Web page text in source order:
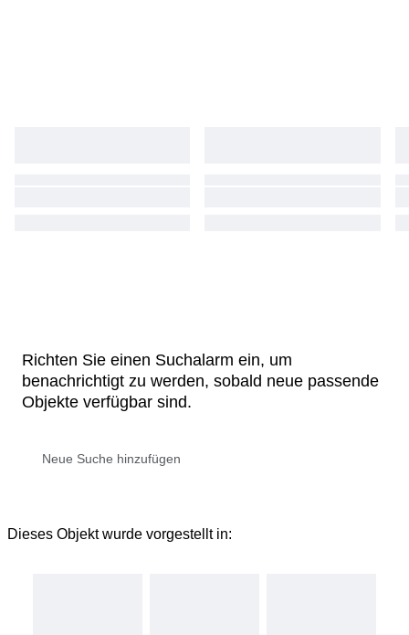
Richten Sie einen Suchalarm ein, um
benachrichtigt zu werden, sobald neue passende
Objekte verfügbar sind.
Dieses Objekt wurde vorgestellt in: